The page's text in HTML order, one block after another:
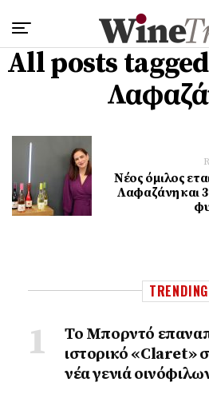
All posts
Νέος όμιλος
Λαφαζάνη και
TRENDING
Το Μπορντό
ιστορικό «Claret»
νέα γενιά